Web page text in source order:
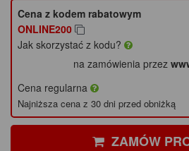
Cena z kodem rabatowym
ONLINE200
Jak skorzystać z kodu?
na zamówienia przez
Cena regularna
Najniższa cena z 30 dni przed obniżką
ZAMÓW